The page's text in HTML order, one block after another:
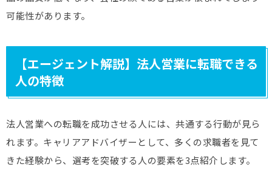
可能性があります。
【エージェント解説】法人営業に転職できる
人の特徴
法人営業への転職を成功させる人には、共通する行動が見ら
れます。キャリアアドバイザーとして、多くの求職者を見て
きた経験から、選考を突破する人の要素を3点紹介します。